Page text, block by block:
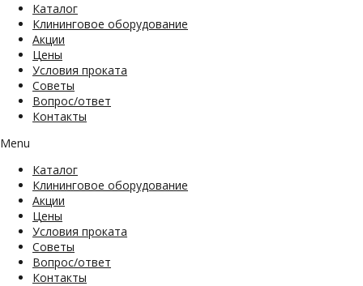
Каталог
Клининговое оборудование
Акции
Цены
Условия проката
Советы
Вопрос/ответ
Контакты
Menu
Каталог
Клининговое оборудование
Акции
Цены
Условия проката
Советы
Вопрос/ответ
Контакты